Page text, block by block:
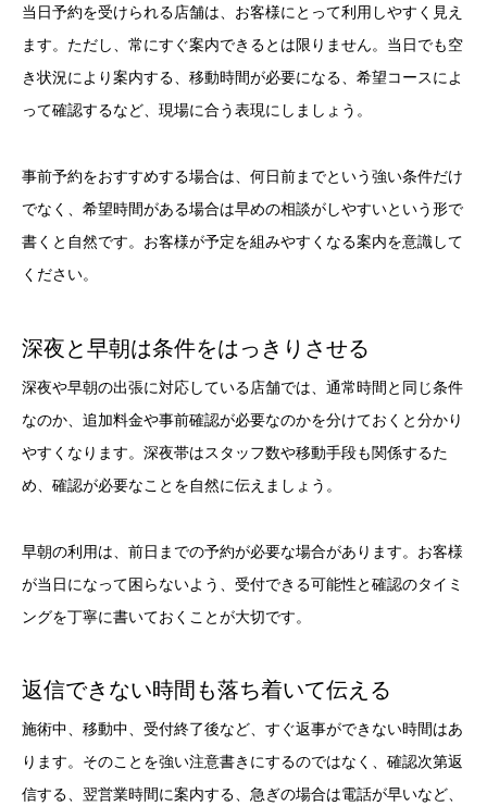
当日予約を受けられる店舗は、お客様にとって利用しやすく見え
ます。ただし、常にすぐ案内できるとは限りません。当日でも空
き状況により案内する、移動時間が必要になる、希望コースによ
って確認するなど、現場に合う表現にしましょう。
事前予約をおすすめする場合は、何日前までという強い条件だけ
でなく、希望時間がある場合は早めの相談がしやすいという形で
書くと自然です。お客様が予定を組みやすくなる案内を意識して
ください。
深夜と早朝は条件をはっきりさせる
深夜や早朝の出張に対応している店舗では、通常時間と同じ条件
なのか、追加料金や事前確認が必要なのかを分けておくと分かり
やすくなります。深夜帯はスタッフ数や移動手段も関係するた
め、確認が必要なことを自然に伝えましょう。
早朝の利用は、前日までの予約が必要な場合があります。お客様
が当日になって困らないよう、受付できる可能性と確認のタイミ
ングを丁寧に書いておくことが大切です。
返信できない時間も落ち着いて伝える
施術中、移動中、受付終了後など、すぐ返事ができない時間はあ
ります。そのことを強い注意書きにするのではなく、確認次第返
信する、翌営業時間に案内する、急ぎの場合は電話が早いなど、